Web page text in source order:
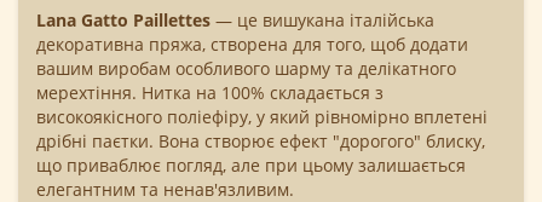
Lana Gatto Paillettes — це вишукана італійська
декоративна пряжа, створена для того, щоб додати
вашим виробам особливого шарму та делікатного
мерехтіння. Нитка на 100% складається з
високоякісного поліефіру, у який рівномірно вплетені
дрібні паєтки. Вона створює ефект "дорогого" блиску,
що приваблює погляд, але при цьому залишається
елегантним та ненав'язливим.